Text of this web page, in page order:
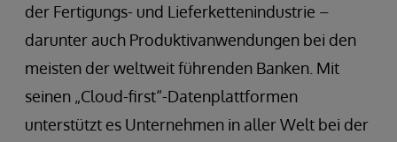
der Fertigungs- und Lieferkettenindustrie –
darunter auch Produktivanwendungen bei den
meisten der weltweit führenden Banken. Mit
seinen „Cloud-first“-Datenplattformen
unterstützt es Unternehmen in aller Welt bei der